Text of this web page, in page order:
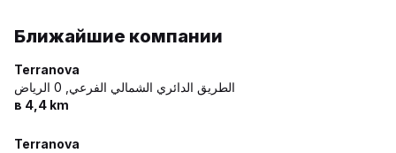
Ближайшие компании
Terranova
الطريق الدائري الشمالي الفرعي, 0 الرياض
в 4,4 km
Terranova